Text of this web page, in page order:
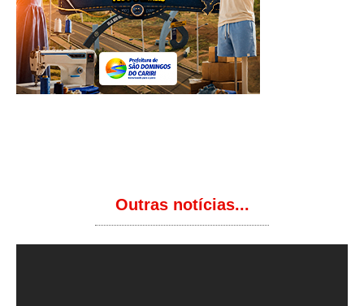
Outras notícias...